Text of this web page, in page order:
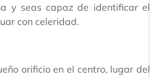
y seas capaz de identificar el
con celeridad.
orificio en el centro, lugar del